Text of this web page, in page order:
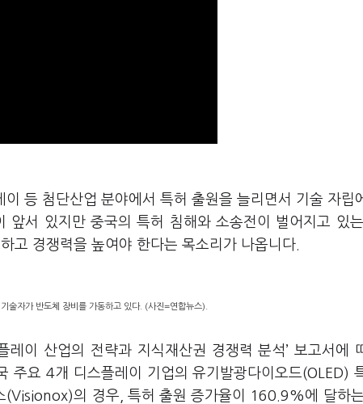
등 첨단산업 분야에서 특허 출원을 늘리면서 기술 자립
앞서 있지만 중국의 특허 침해와 소송전이 벌어지고 있
고 경쟁력을 높여야 한다는 목소리가 나옵니다.
술자가 반도체 장비를 가동하고 있다. (사진=연합뉴스).
레이 산업의 전략과 지식재산권 경쟁력 분석’ 보고서에
요 4개 디스플레이 기업의 유기발광다이오드(OLED)
(Visionox)의 경우, 특허 출원 증가율이 160.9%에 달하